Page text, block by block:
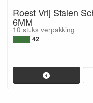
Roest Vrij Stalen
6MM
10 stuks verpakking
42